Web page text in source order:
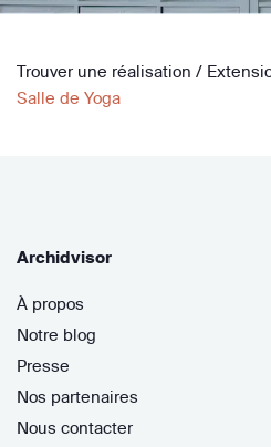
Trouver une réalisation /
Salle de Yoga
Archidvisor
À propos
Notre blog
Presse
Nos partenaires
Nous contacter